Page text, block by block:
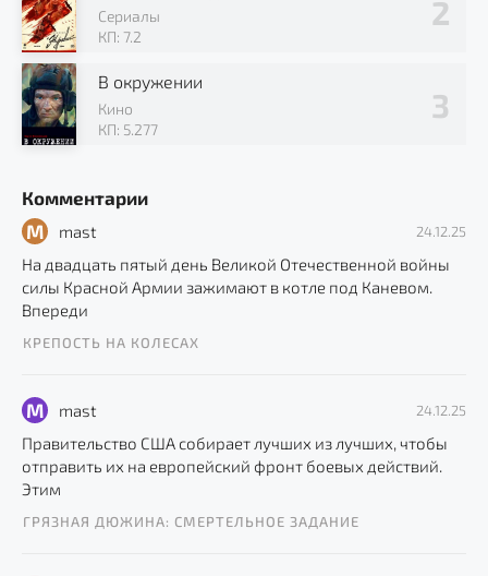
Сериалы
КП: 7.2
В окружении
Кино
КП: 5.277
Комментарии
M mast 24.12.25
На двадцать пятый день Великой Отечественной войны
силы Красной Армии зажимают в котле под Каневом.
Впереди
КРЕПОСТЬ НА КОЛЕСАХ
M mast 24.12.25
Правительство США собирает лучших из лучших, чтобы
отправить их на европейский фронт боевых действий.
Этим
ГРЯЗНАЯ ДЮЖИНА: СМЕРТЕЛЬНОЕ ЗАДАНИЕ